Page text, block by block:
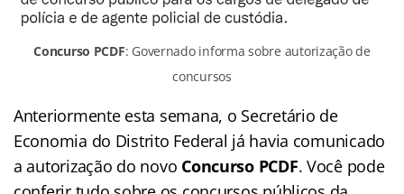
Concurso PCDF: Governado informa sobre autorização de
concursos
Anteriormente esta semana, o Secretário de
Economia do Distrito Federal já havia comunicado
a autorização do novo Concurso PCDF. Você pode